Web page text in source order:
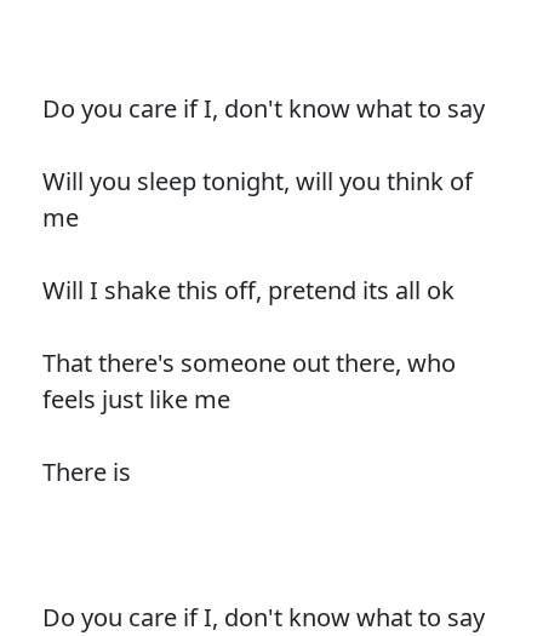
Do you care if I, don't know what to say
Will you sleep tonight, will you think of
me
Will I shake this off, pretend its all ok
That there's someone out there, who
feels just like me
There is
Do you care if I, don't know what to say